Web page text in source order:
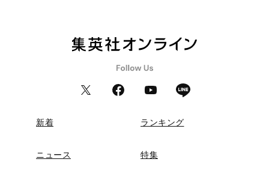
新着 ランキング
ニュース 特集